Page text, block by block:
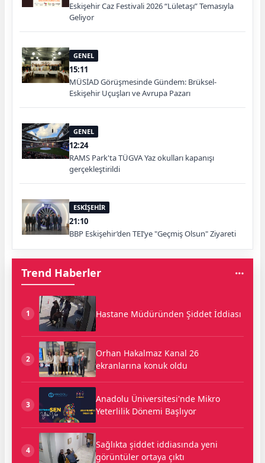
Eskişehir Caz Festivali 2026 “Lületaşı” Temasıyla
Geliyor
GENEL
15:11
MÜSİAD Görüşmesinde Gündem: Brüksel-
Eskişehir Uçuşları ve Avrupa Pazarı
GENEL
12:24
RAMS Park'ta TÜGVA Yaz okulları kapanışı
gerçekleştirildi
ESKİŞEHİR
21:10
BBP Eskişehir’den TEI’ye "Geçmiş Olsun" Ziyareti
Trend Haberler
1 Hastane Müdüründen Şiddet İddiası
2
Orhan Hakalmaz Kanal 26
ekranlarına konuk oldu
3
Anadolu Üniversitesi'nde Mikro
Yeterlilik Dönemi Başlıyor
4
Sağlıkta şiddet iddiasında yeni
görüntüler ortaya çıktı